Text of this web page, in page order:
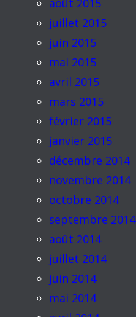
août 2015
juillet 2015
juin 2015
mai 2015
avril 2015
mars 2015
février 2015
janvier 2015
décembre 2014
novembre 2014
octobre 2014
septembre 2014
août 2014
juillet 2014
juin 2014
mai 2014